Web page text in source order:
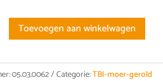
Toevoegen aan winkelwagen
05.03.0062 Categorie:TBI-moer-gerold